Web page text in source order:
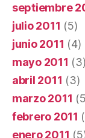
septiembre
julio 2011 (5)
junio 2011 (4)
mayo 2011 (3)
abril 2011 (3)
marzo 2011
febrero 2011
enero 2011